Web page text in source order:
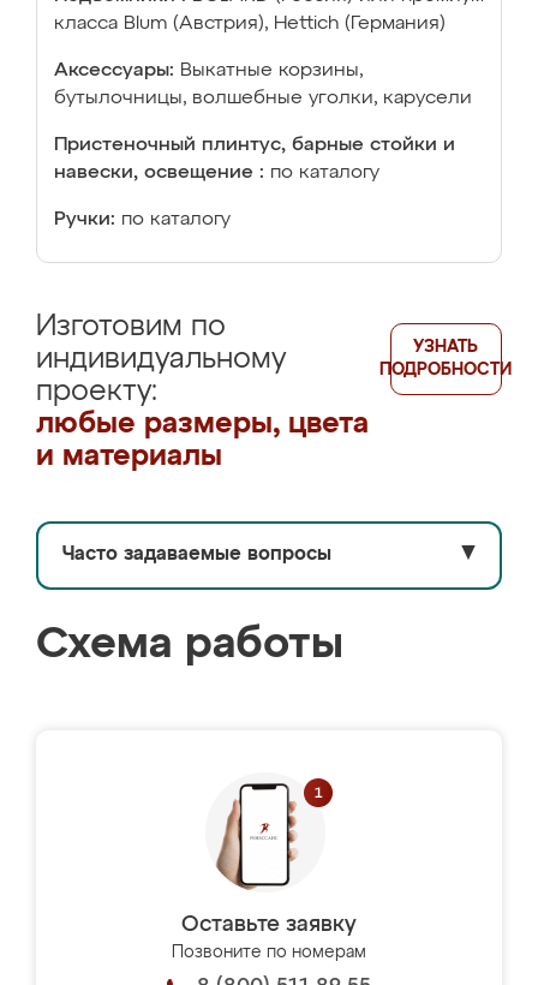
класса Blum (Австрия), Hettich (Германия)
Аксессуары: Выкатные корзины,
бутылочницы, волшебные уголки, карусели
Пристеночный плинтус, барные стойки и
навески, освещение : по каталогу
Ручки: по каталогу
Изготовим по
индивидуальному
проекту:
любые размеры, цвета
и материалы
УЗНАТЬ
ПОДРОБНОСТИ
Часто задаваемые вопросы ▼
Схема работы
Оставьте заявку
Позвоните по номерам